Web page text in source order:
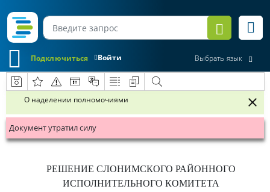
Войти
Подключиться Выбрать язык
О наделении полномочиями
Документ утратил силу
РЕШЕНИЕ СЛОНИМСКОГО РАЙОННОГО
ИСПОЛНИТЕЛЬНОГО КОМИТЕТА